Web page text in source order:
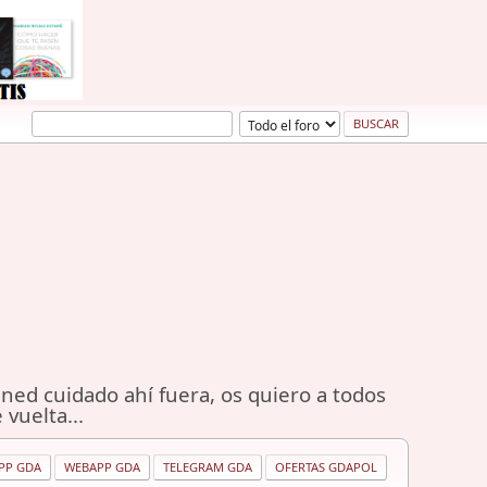
cuidado ahí fuera, os quiero a todos
vuelta...
GDA WEBAPP GDA TELEGRAM GDA OFERTAS GDAPOL